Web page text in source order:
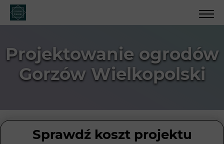
Projektowanie ogrodów
Gorzów Wielkopolski
Sprawdź koszt projektu